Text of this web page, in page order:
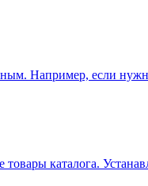
Например, если
каталога.